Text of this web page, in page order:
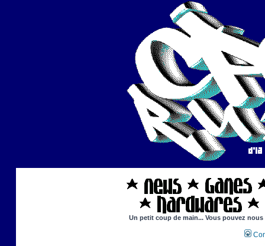
Un petit coup de main... Vous pouvez